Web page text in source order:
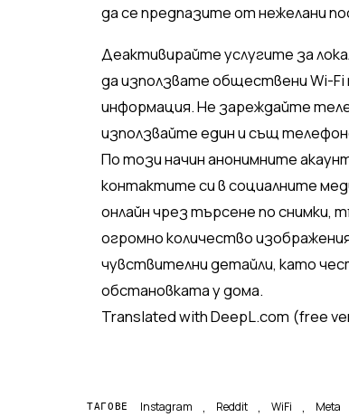
да се предпазите от нежелани
Деактивирайте услугите за
да използвате обществени Wi-
информация. Не зареждайте
използвайте един и същ
По този начин анонимните
контактите си в социалните
онлайн чрез търсене по
огромно количество
чувствителни детайли, като
обстановката у дома.
Translated with DeepL.com (free
ТАГОВЕ Instagram , Reddit , WiFi , Meta